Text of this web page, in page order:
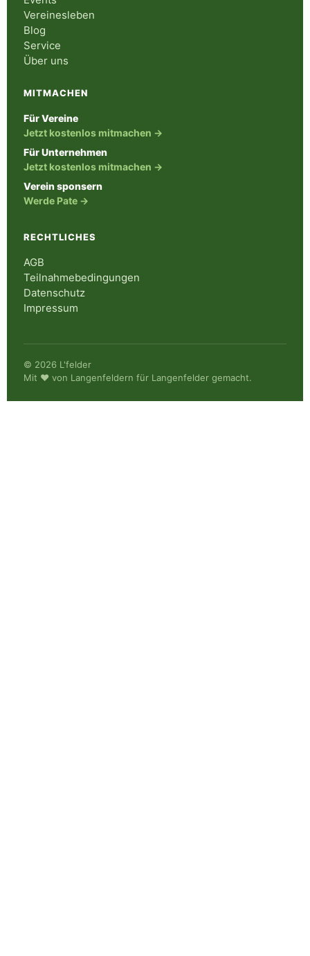
Vereinesleben
Blog
Service
Über uns
MITMACHEN
Für Vereine
Jetzt kostenlos mitmachen →
Für Unternehmen
Jetzt kostenlos mitmachen →
Verein sponsern
Werde Pate →
RECHTLICHES
AGB
Teilnahmebedingungen
Datenschutz
Impressum
© 2026 L'felder
Mit ♥ von Langenfeldern für Langenfelder gemacht.